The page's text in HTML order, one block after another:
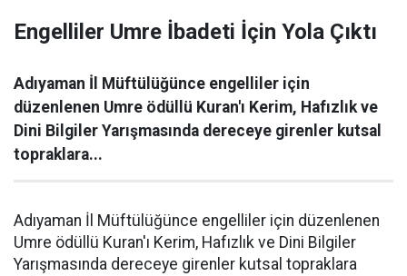
Engelliler Umre İbadeti İçin Yola Çıktı
Adıyaman İl Müftülüğünce engelliler için
düzenlenen Umre ödüllü Kuran'ı Kerim, Hafızlık ve
Dini Bilgiler Yarışmasında dereceye girenler kutsal
topraklara...
Adıyaman İl Müftülüğünce engelliler için düzenlenen
Umre ödüllü Kuran'ı Kerim, Hafızlık ve Dini Bilgiler
Yarışmasında dereceye girenler kutsal topraklara